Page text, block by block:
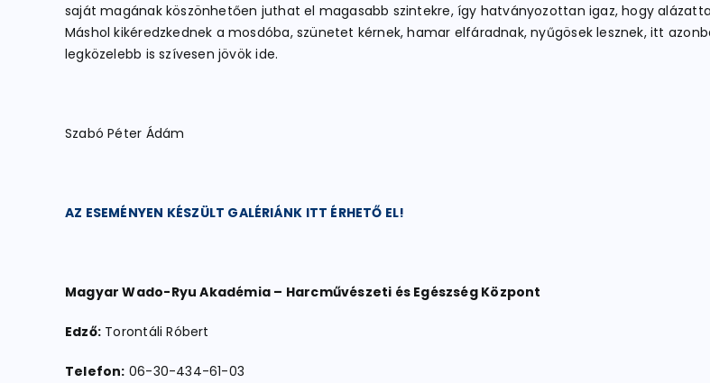
saját magának köszönhetően juthat el magasabb szintekre, így hatványozottan igaz, hogy
Máshol kikéredzkednek a mosdóba, szünetet kérnek, hamar elfáradnak, nyűgösek lesznek, itt
legközelebb is szívesen jövök ide.
Szabó Péter Ádám
AZ ESEMÉNYEN KÉSZÜLT GALÉRIÁNK ITT ÉRHETŐ EL!
Magyar Wado-Ryu Akadémia – Harcművészeti és Egészség Központ
Edző: Torontáli Róbert
Telefon: 06-30-434-61-03